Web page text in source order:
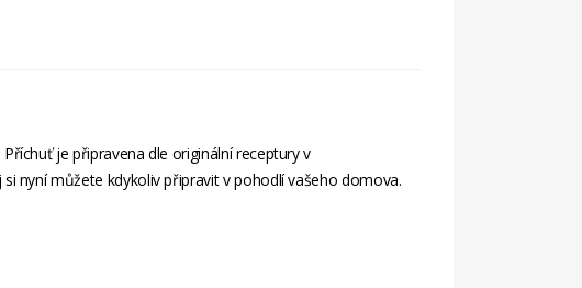
je připravena dle originální receptury v
nyní můžete kdykoliv připravit v pohodlí vašeho domova.